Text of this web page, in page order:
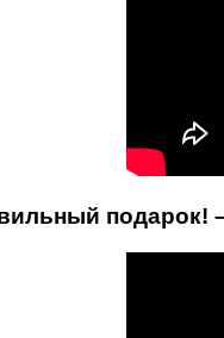
подарок!